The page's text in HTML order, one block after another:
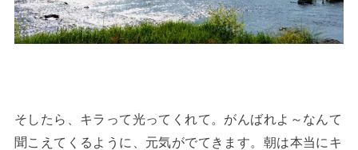
そしたら、キラって光ってくれて。がんばれよ～なんて
聞こえてくるように、元気がでてきます。朝は本当にキ